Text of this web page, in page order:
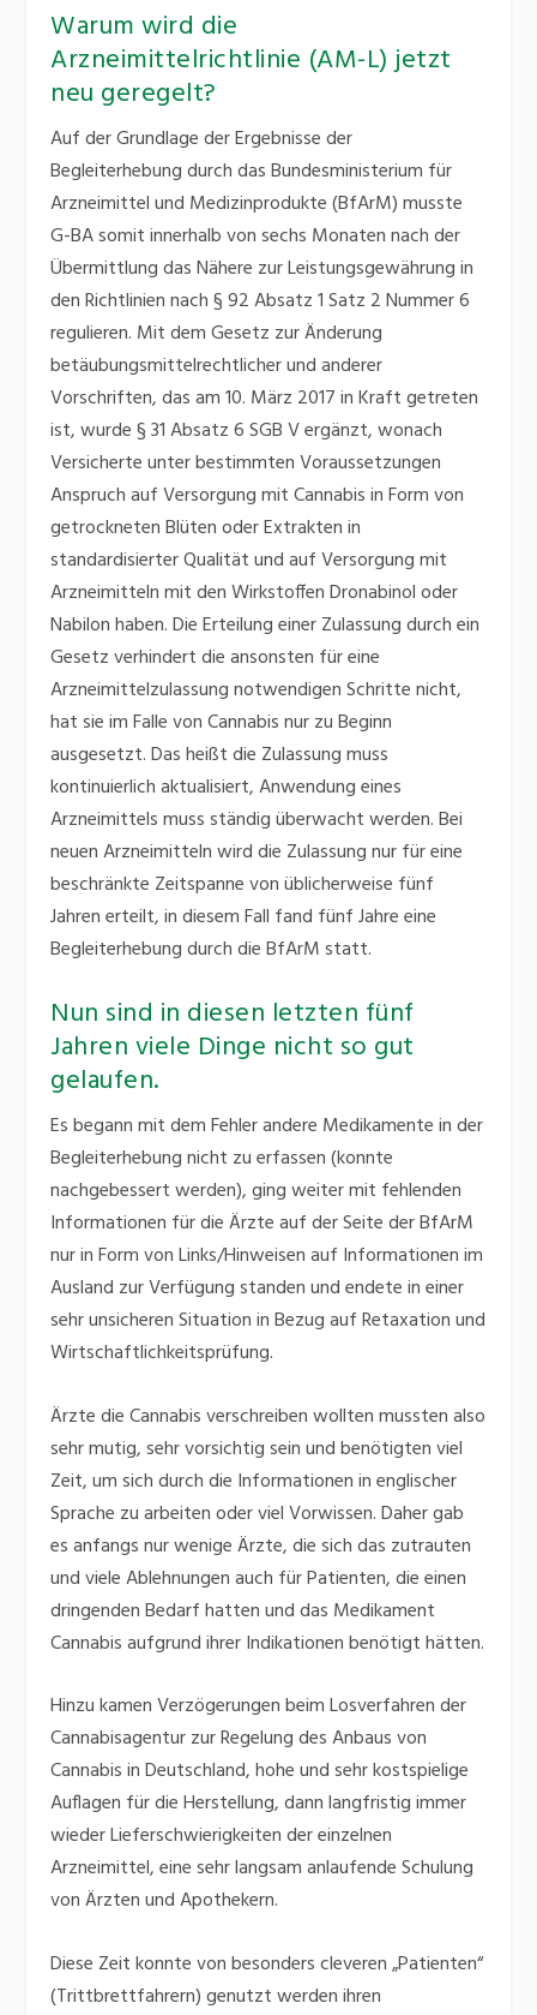
Warum wird die
Arzneimittelrichtlinie (AM-L) jetzt
neu geregelt?
Auf der Grundlage der Ergebnisse der
Begleiterhebung durch das Bundesministerium für
Arzneimittel und Medizinprodukte (BfArM) musste
G-BA somit innerhalb von sechs Monaten nach der
Übermittlung das Nähere zur Leistungsgewährung in
den Richtlinien nach § 92 Absatz 1 Satz 2 Nummer 6
regulieren. Mit dem Gesetz zur Änderung
betäubungsmittelrechtlicher und anderer
Vorschriften, das am 10. März 2017 in Kraft getreten
ist, wurde § 31 Absatz 6 SGB V ergänzt, wonach
Versicherte unter bestimmten Voraussetzungen
Anspruch auf Versorgung mit Cannabis in Form von
getrockneten Blüten oder Extrakten in
standardisierter Qualität und auf Versorgung mit
Arzneimitteln mit den Wirkstoffen Dronabinol oder
Nabilon haben. Die Erteilung einer Zulassung durch ein
Gesetz verhindert die ansonsten für eine
Arzneimittelzulassung notwendigen Schritte nicht,
hat sie im Falle von Cannabis nur zu Beginn
ausgesetzt. Das heißt die Zulassung muss
kontinuierlich aktualisiert, Anwendung eines
Arzneimittels muss ständig überwacht werden. Bei
neuen Arzneimitteln wird die Zulassung nur für eine
beschränkte Zeitspanne von üblicherweise fünf
Jahren erteilt, in diesem Fall fand fünf Jahre eine
Begleiterhebung durch die BfArM statt.
Nun sind in diesen letzten fünf
Jahren viele Dinge nicht so gut
gelaufen.
Es begann mit dem Fehler andere Medikamente in der
Begleiterhebung nicht zu erfassen (konnte
nachgebessert werden), ging weiter mit fehlenden
Informationen für die Ärzte auf der Seite der BfArM
nur in Form von Links/Hinweisen auf Informationen im
Ausland zur Verfügung standen und endete in einer
sehr unsicheren Situation in Bezug auf Retaxation und
Wirtschaftlichkeitsprüfung.
Ärzte die Cannabis verschreiben wollten mussten also
sehr mutig, sehr vorsichtig sein und benötigten viel
Zeit, um sich durch die Informationen in englischer
Sprache zu arbeiten oder viel Vorwissen. Daher gab
es anfangs nur wenige Ärzte, die sich das zutrauten
und viele Ablehnungen auch für Patienten, die einen
dringenden Bedarf hatten und das Medikament
Cannabis aufgrund ihrer Indikationen benötigt hätten.
Hinzu kamen Verzögerungen beim Losverfahren der
Cannabisagentur zur Regelung des Anbaus von
Cannabis in Deutschland, hohe und sehr kostspielige
Auflagen für die Herstellung, dann langfristig immer
wieder Lieferschwierigkeiten der einzelnen
Arzneimittel, eine sehr langsam anlaufende Schulung
von Ärzten und Apothekern.
Diese Zeit konnte von besonders cleveren „Patienten“
(Trittbrettfahrern) genutzt werden ihren